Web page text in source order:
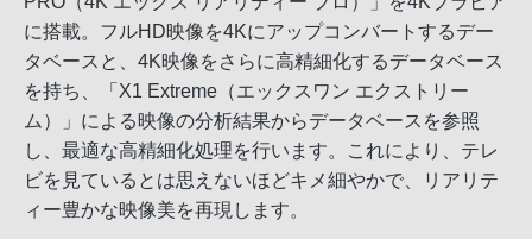
に搭載。フルHD映像を4Kにアップコンバートするデー
タベースと、4K映像をさらに高精細化するデータベース
を持ち、「X1 Extreme（エックスワン エクストリー
ム）」による映像の分析結果からデータベースを参照
し、最適な高精細化処理を行います。これにより、テレ
ビを見ているとは思えないほどキメ細やかで、リアリテ
ィー豊かな映像美を再現します。